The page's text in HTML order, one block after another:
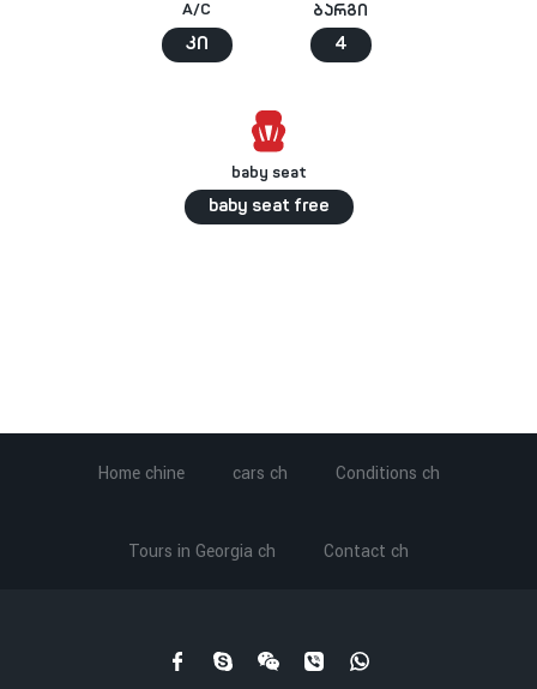
A/C
კი
ბარგი
4
baby seat
baby seat free
Home chine cars ch Conditions ch
Tours in Georgia ch Contact ch